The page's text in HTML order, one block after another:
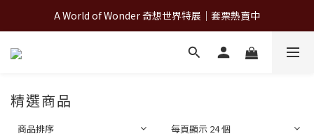
A World of Wonder 奇想世界特展｜套票熱賣中
A World of Wonder 奇想世界特展｜套票熱賣中
古北町總代理官方商城 hegen/PARASOL/färska/Poled/MiaMily
精選商品
商品排序 每頁顯示 24 個